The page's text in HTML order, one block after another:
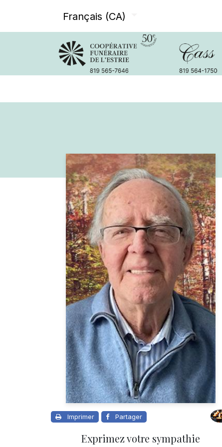
Français (CA)
Imprimer Partager
Exprimez votre sympathie